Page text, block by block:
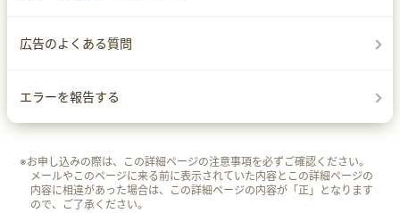
広告のよくある質問
エラーを報告する
※お申し込みの際は、この詳細ページの注意事項を必ずご確認ください。
メールやこのページに来る前に表示されていた内容とこの詳細ページの
内容に相違があった場合は、この詳細ページの内容が「正」となります
ので、ご了承ください。